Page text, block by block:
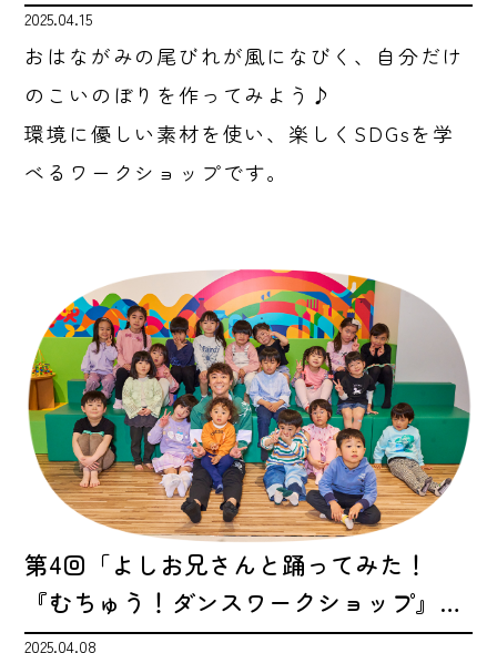
2025.04.15
おはながみの尾びれが風になびく、自分だけ
のこいのぼりを作ってみよう♪
環境に優しい素材を使い、楽しくSDGsを学
べるワークショップです。
第4回「よしお兄さんと踊ってみた！
『むちゅう！ダンスワークショップ』…
2025.04.08